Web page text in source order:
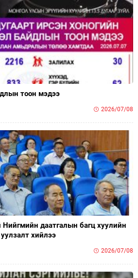
тоон мэдээ
2026/07/08
даатгалын багц хуулийн
хийлээ
2026/07/08